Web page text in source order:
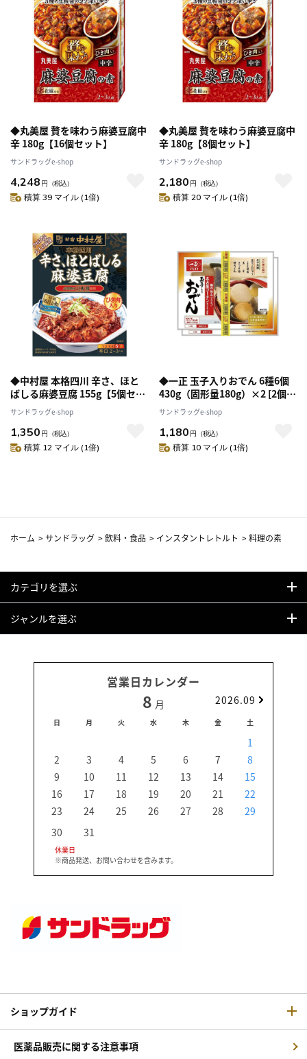
◆丸美屋 贅を味わう麻婆豆腐中
辛 180g【16個セット】
サンドラッグe-shop
4,248 円 （税込）
積算 39 マイル (1倍)
◆丸美屋 贅を味わう麻婆豆腐中
辛 180g【8個セット】
サンドラッグe-shop
2,180 円 （税込）
積算 20 マイル (1倍)
◆中村屋 本格四川 辛さ、ほと
ばしる麻婆豆腐 155g【5個セッ
ト】
サンドラッグe-shop
1,350 円 （税込）
積算 12 マイル (1倍)
◆一正 玉子入りおでん 6種6個
430g（固形量180g）×2 [2個セ
ット]
サンドラッグe-shop
1,180 円 （税込）
積算 10 マイル (1倍)
ホーム >サンドラッグ >飲料・食品 > インスタントレトルト >料理の素
カテゴリを選ぶ
ジャンルを選ぶ
営業日カレンダー
8 月 2026.09
日 月 火 水 木 金 土
1
2
3 4 5 6 7
8
9
10 11 12 13 14
15
16
17 18 19 20 21
22
23
24 25 26 27 28
29
30
31
休業日
※商品発送、お問い合わせを含みます。
ショップガイド
医薬品販売に関する注意事項